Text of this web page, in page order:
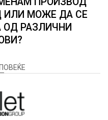
ИЛИ МОЖЕ ДА СЕ
ОД РАЗЛИЧНИ